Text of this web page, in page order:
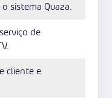
sistema Quaza.
de
cliente e